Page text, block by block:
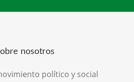
nosotros
político y social